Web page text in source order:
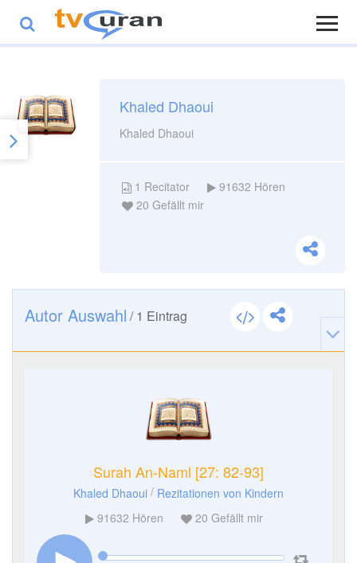
Khaled Dhaoui
Khaled Dhaoui
1 Recitator 91632 Hören
20 Gefällt mir
Autor Auswahl /1 Eintrag
Surah An-Naml [27: 82-93]
Khaled Dhaoui / Rezitationen von Kindern
91632 Hören 20 Gefällt mir